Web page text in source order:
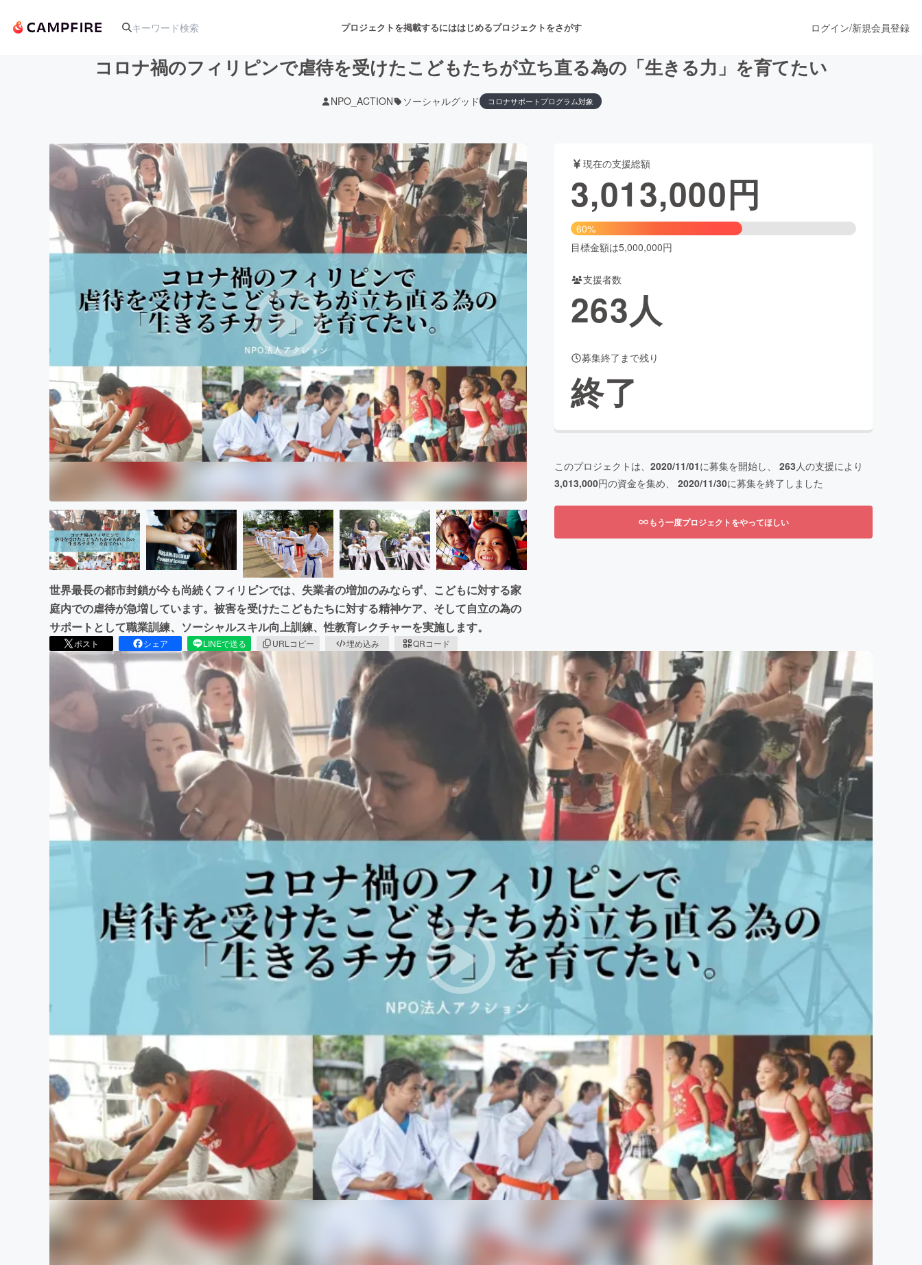
プロジェクトを掲載するにははじめるプロジェクトをさがす
アート・写真 音楽 舞台・パフォーマンス
テクノロジー・ガジェット ゲーム・サービス開発 フード・飲食店 ファッション
映像・映画 書籍・雑誌出版 アニメ・漫画
ビジネス・起業 チャレンジ ビューティー・ヘルスケア
まちづくり・地域活性化
CAMPFIRE for Social Good
CAMPFIRE Creation
CAMPFIREふるさと納税machi-yaコミュニティ
ログイン/新規会員登録
コロナ禍のフィリピンで虐待を受けたこどもたちが立ち直る為の「生きる力」を育てたい
NPO_ACTION ソーシャルグッド コロナサポートプログラム対象
世界最長の都市封鎖が今も尚続くフィリピンでは、失業者の増加のみならず、こどもに対する家
庭内での虐待が急増しています。被害を受けたこどもたちに対する精神ケア、そして自立の為の
サポートとして職業訓練、ソーシャルスキル向上訓練、性教育レクチャーを実施します。
ポスト シェア LINEで送る URLコピー 埋め込み QRコード
現在の支援総額
3,013,000円
60%
目標金額は5,000,000円
支援者数
263人
募集終了まで残り
終了
このプロジェクトは、 2020/11/01に募集を開始し、 263人の支援により
3,013,000円の資金を集め、 2020/11/30に募集を終了しました
もう一度プロジェクトをやってほしい